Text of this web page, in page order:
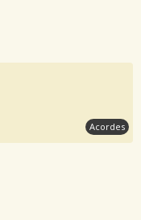
Acordes